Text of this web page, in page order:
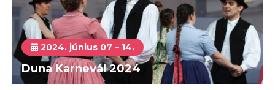
2024. június 07 – 14.
Duna Karnevál 2024